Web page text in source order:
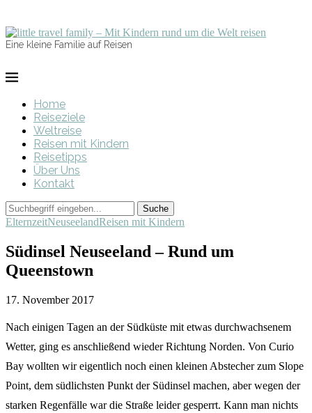
Eine kleine Familie auf Reisen
Home
Reiseziele
Weltreise
Reisen mit Kindern
Reisetipps
Über Uns
Kontakt
ElternzeitNeuseelandReisen mit Kindern
Südinsel Neuseeland – Rund um
Queenstown
17. November 2017
Nach einigen Tagen an der Südküste mit etwas durchwachsenem
Wetter, ging es anschließend wieder Richtung Norden. Von Curio
Bay wollten wir eigentlich noch einen kleinen Abstecher zum Slope
Point, dem südlichsten Punkt der Südinsel machen, aber wegen der
starken Regenfälle war die Straße leider gesperrt. Kann man nichts